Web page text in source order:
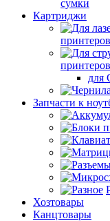
сумки
Картриджи
принтеров
принтеров
для
Запчасти к
Хозтовары
Канцтовары